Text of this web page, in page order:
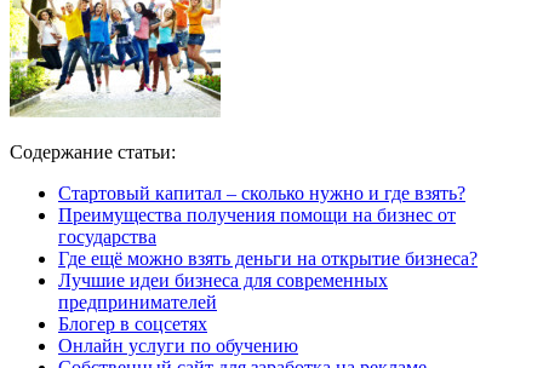
Содержание статьи:
Стартовый капитал – сколько нужно и где взять?
Преимущества получения помощи на бизнес от
государства
Где ещё можно взять деньги на открытие бизнеса?
Лучшие идеи бизнеса для современных
предпринимателей
Блогер в соцсетях
Онлайн услуги по обучению